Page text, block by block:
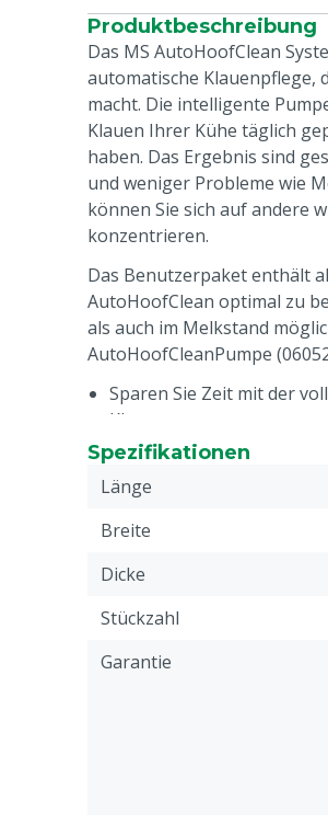
Produktbeschreibung
Das MS AutoHoofClean
automatische Klauenpflege,
macht. Die intelligente
Klauen Ihrer Kühe täglich
haben. Das Ergebnis sind
und weniger Probleme wie
können Sie sich auf andere
konzentrieren.
Das Benutzerpaket enthält
AutoHoofClean optimal zu
als auch im Melkstand
AutoHoofCleanPumpe
Sparen Sie Zeit mit der
Klauen
Vorbeugung von
Einfache Installation und
Klauenbädern
Bequem und stressfrei für
Schnelle Ergebnisse mit
Spezifikationen
Länge
Breite
Dicke
Stückzahl
Garantie